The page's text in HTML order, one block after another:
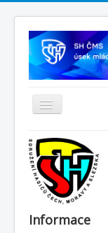
Informace